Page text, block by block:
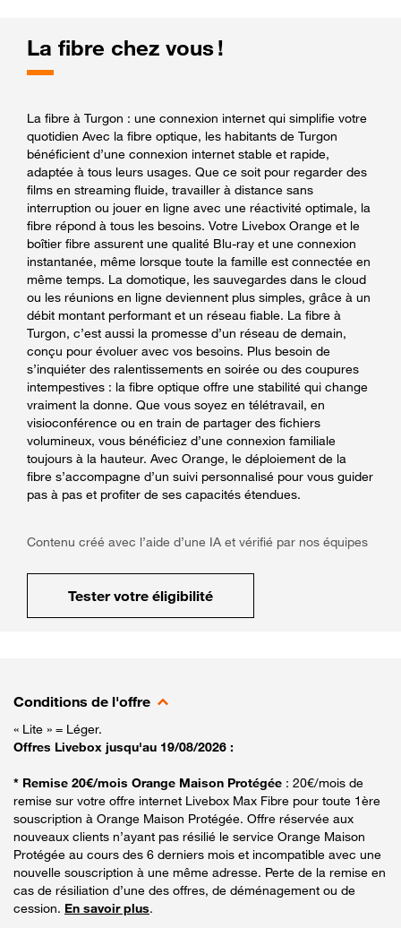
La fibre chez vous !
La fibre à Turgon : une connexion internet qui simplifie votre
quotidien Avec la fibre optique, les habitants de Turgon
bénéficient d’une connexion internet stable et rapide,
adaptée à tous leurs usages. Que ce soit pour regarder des
films en streaming fluide, travailler à distance sans
interruption ou jouer en ligne avec une réactivité optimale, la
fibre répond à tous les besoins. Votre Livebox Orange et le
boîtier fibre assurent une qualité Blu-ray et une connexion
instantanée, même lorsque toute la famille est connectée en
même temps. La domotique, les sauvegardes dans le cloud
ou les réunions en ligne deviennent plus simples, grâce à un
débit montant performant et un réseau fiable. La fibre à
Turgon, c’est aussi la promesse d’un réseau de demain,
conçu pour évoluer avec vos besoins. Plus besoin de
s’inquiéter des ralentissements en soirée ou des coupures
intempestives : la fibre optique offre une stabilité qui change
vraiment la donne. Que vous soyez en télétravail, en
visioconférence ou en train de partager des fichiers
volumineux, vous bénéficiez d’une connexion familiale
toujours à la hauteur. Avec Orange, le déploiement de la
fibre s’accompagne d’un suivi personnalisé pour vous guider
pas à pas et profiter de ses capacités étendues.
Contenu créé avec l’aide d’une IA et vérifié par nos équipes
Tester votre éligibilité
Conditions de l'offre
« Lite » = Léger.
Offres Livebox jusqu'au 19/08/2026 :
* Remise 20€/mois Orange Maison Protégée : 20€/mois de
remise sur votre offre internet Livebox Max Fibre pour toute 1ère
souscription à Orange Maison Protégée. Offre réservée aux
nouveaux clients n’ayant pas résilié le service Orange Maison
Protégée au cours des 6 derniers mois et incompatible avec une
nouvelle souscription à une même adresse. Perte de la remise en
cas de résiliation d’une des offres, de déménagement ou de
cession. En savoir plus.